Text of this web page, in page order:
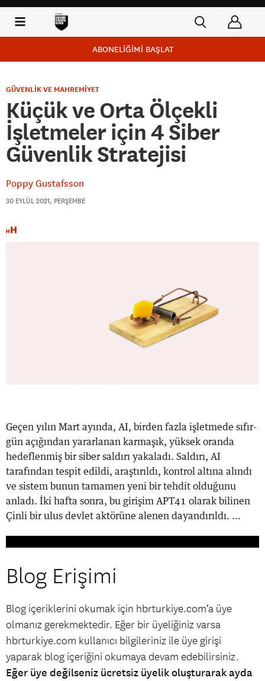
ABONELİĞİMİ BAŞLAT
GÜVENLİK VE MAHREMİYET
Küçük ve Orta Ölçekli
İşletmeler için 4 Siber
Güvenlik Stratejisi
Poppy Gustafsson
30 EYLÜL 2021, PERŞEMBE
Geçen yılın Mart ayında, AI, birden fazla işletmede sıfır-
gün açığından yararlanan karmaşık, yüksek oranda
hedeflenmiş bir siber saldırı yakaladı. Saldırı, AI
tarafından tespit edildi, araştırıldı, kontrol altına alındı ​​
ve sistem bunun tamamen yeni bir tehdit olduğunu
anladı. İki hafta sonra, bu girişim APT41 olarak bilinen
Çinli bir ulus devlet aktörüne alenen dayandırıldı. ...
Blog Erişimi
Blog içeriklerini okumak için hbrturkiye.com’a üye
olmanız gerekmektedir. Eğer bir üyeliğiniz varsa
hbrturkiye.com kullanıcı bilgileriniz ile üye girişi
yaparak blog içeriğini okumaya devam edebilirsiniz.
Eğer üye değilseniz ücretsiz üyelik oluşturarak ayda